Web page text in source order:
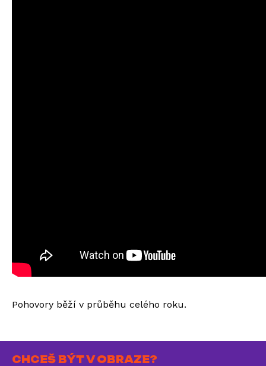
Pohovory běží v průběhu celého roku.
CHCEŠ BÝT V OBRAZE?